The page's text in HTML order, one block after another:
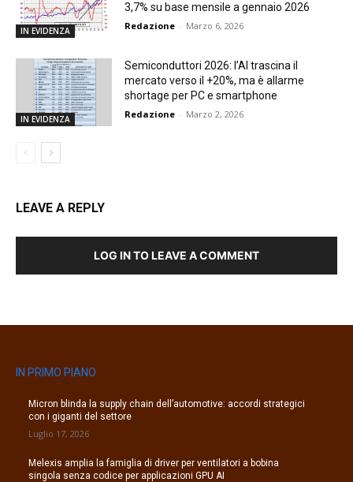
IN EVIDENZA
3,7% su base mensile a gennaio 2026
Redazione - Marzo 6, 2026
IN EVIDENZA
Semiconduttori 2026: l’AI trascina il
mercato verso il +20%, ma è allarme
shortage per PC e smartphone
Redazione - Marzo 2, 2026
LEAVE A REPLY
LOG IN TO LEAVE A COMMENT
IN PRIMO PIANO
Micron blinda la supply chain dell’automotive: accordi strategici
con i giganti del settore
Luglio 17, 2026
Melexis amplia la famiglia di driver per ventilatori a bobina
singola senza codice per applicazioni GPU AI